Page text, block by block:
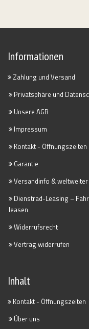
Informationen
Zahlung und Versand
Privatsphäre und
Unsere AGB
Impressum
Kontakt - Öffnungszeiten
Garantie
Versandinfo &
Dienstrad-Leasing –
leasen
Widerrufsrecht
Vertrag widerrufen
Inhalt
Kontakt - Öffnungszeiten
Über uns